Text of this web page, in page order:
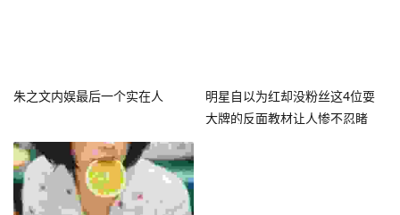
朱之文内娱最后一个实在人
明星自以为红却没粉丝这4位耍
大牌的反面教材让人惨不忍睹